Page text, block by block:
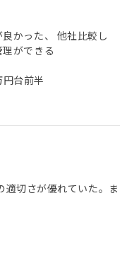
かった、 他社比較し
ができる
台前半
適切さが優れていた。ま